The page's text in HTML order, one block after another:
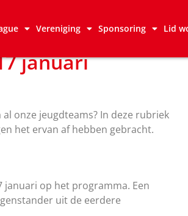
Vereniging Sponsoring Lid
januari
onze jeugdteams? In deze rubriek
het ervan af hebben gebracht.
januari op het programma. Een
uit de eerdere